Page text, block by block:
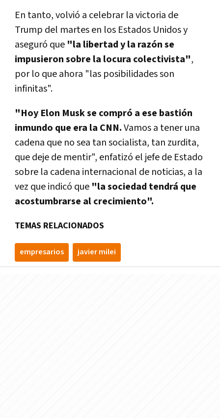
En tanto, volvió a celebrar la victoria de
Trump del martes en los Estados Unidos y
aseguró que "la libertad y la razón se
impusieron sobre la locura colectivista",
por lo que ahora "las posibilidades son
infinitas".
"Hoy Elon Musk se compró a ese bastión
inmundo que era la CNN.Vamos a tener una
cadena que no sea tan socialista, tan zurdita,
que deje de mentir", enfatizó el jefe de Estado
sobre la cadena internacional de noticias, a la
vez que indicó que "la sociedad tendrá que
acostumbrarse al crecimiento".
TEMAS RELACIONADOS
empresarios javier milei